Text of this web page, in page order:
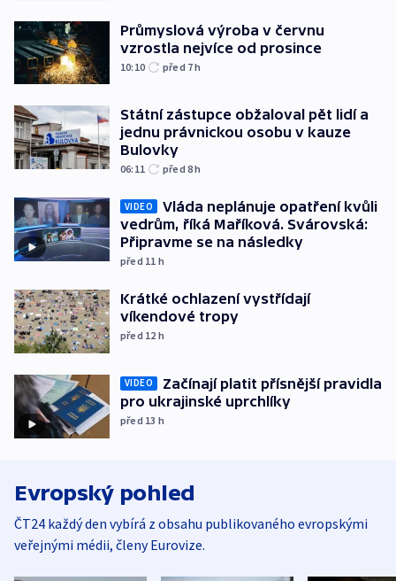
Průmyslová výroba v červnu
vzrostla nejvíce od prosince
10:10 před 7h
Státní zástupce obžaloval pět lidí a
jednu právnickou osobu v kauze
Bulovky
06:11 před 8h
VIDEO
Vláda neplánuje opatření kvůli
vedrům, říká Maříková. Svárovská:
Připravme se na následky
před 11 h
Krátké ochlazení vystřídají
víkendové tropy
před 12 h
VIDEO
Začínají platit přísnější pravidla
pro ukrajinské uprchlíky
před 13 h
Evropský pohled
ČT24 každý den vybírá z obsahu publikovaného evropskými
veřejnými médii, členy Eurovize.